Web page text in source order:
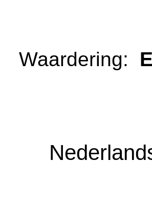
Waardering: